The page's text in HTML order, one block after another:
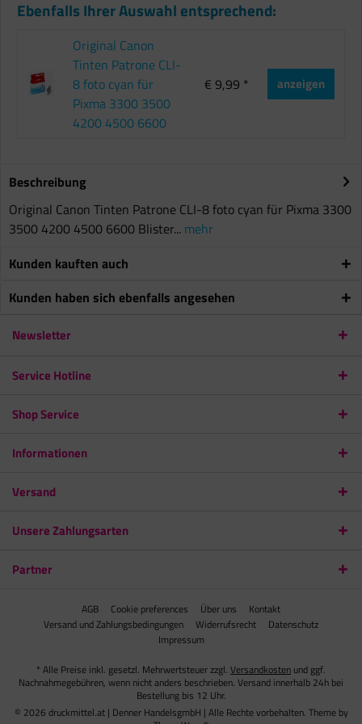
Ebenfalls Ihrer Auswahl entsprechend:
Original Canon
Tinten Patrone CLI-
8 foto cyan für
Pixma 3300 3500
4200 4500 6600
€ 9,99 * anzeigen
Beschreibung
Original Canon Tinten Patrone CLI-8 foto cyan für Pixma 3300
3500 4200 4500 6600 Blister... mehr
Kunden kauften auch
Kunden haben sich ebenfalls angesehen
Newsletter
Service Hotline
Shop Service
Informationen
Versand
Unsere Zahlungsarten
Partner
AGB Cookie preferences Über uns
Kontakt
Versand und Zahlungsbedingungen
Widerrufsrecht
Datenschutz
Impressum
* Alle Preise inkl. gesetzl. Mehrwertsteuer zzgl. Versandkosten und ggf.
Nachnahmegebühren, wenn nicht anders beschrieben. Versand innerhalb 24h bei
Bestellung bis 12 Uhr.
© 2026 druckmittel.at | Denner HandelsgmbH | Alle Rechte vorbehalten. Theme by